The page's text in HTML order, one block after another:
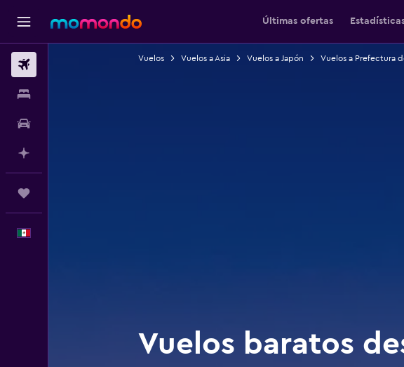
Últimas ofertas
Vuelos Vuelos a Asia Vuelos a Japón Vuelos a Prefectura
Vuelos baratos